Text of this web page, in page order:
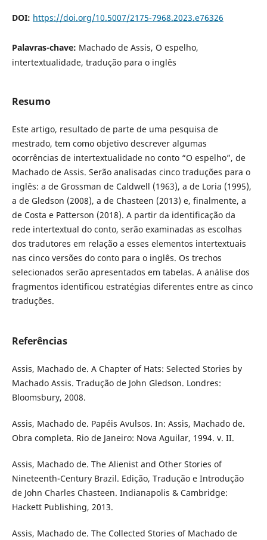
DOI: https://doi.org/10.5007/2175-7968.2023.e76326
Palavras-chave: Machado de Assis, O espelho,
intertextualidade, tradução para o inglês
Resumo
Este artigo, resultado de parte de uma pesquisa de
mestrado, tem como objetivo descrever algumas
ocorrências de intertextualidade no conto “O espelho”, de
Machado de Assis. Serão analisadas cinco traduções para o
inglês: a de Grossman de Caldwell (1963), a de Loria (1995),
a de Gledson (2008), a de Chasteen (2013) e, finalmente, a
de Costa e Patterson (2018). A partir da identificação da
rede intertextual do conto, serão examinadas as escolhas
dos tradutores em relação a esses elementos intertextuais
nas cinco versões do conto para o inglês. Os trechos
selecionados serão apresentados em tabelas. A análise dos
fragmentos identificou estratégias diferentes entre as cinco
traduções.
Referências
Assis, Machado de. A Chapter of Hats: Selected Stories by
Machado Assis. Tradução de John Gledson. Londres:
Bloomsbury, 2008.
Assis, Machado de. Papéis Avulsos. In: Assis, Machado de.
Obra completa. Rio de Janeiro: Nova Aguilar, 1994. v. II.
Assis, Machado de. The Alienist and Other Stories of
Nineteenth-Century Brazil. Edição, Tradução e Introdução
de John Charles Chasteen. Indianapolis & Cambridge:
Hackett Publishing, 2013.
Assis, Machado de. The Collected Stories of Machado de